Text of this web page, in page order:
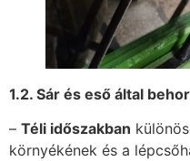
1.2. Sár és eső által
– Téli időszakban
környékének és a